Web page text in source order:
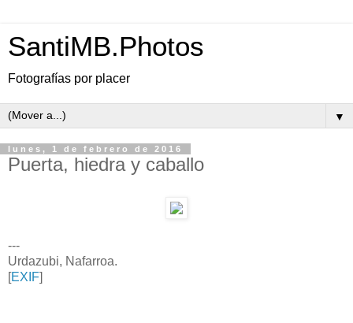
SantiMB.Photos
Fotografías por placer
▼
lunes, 1 de febrero de 2016
Puerta, hiedra y caballo
---
Urdazubi, Nafarroa.
[EXIF]